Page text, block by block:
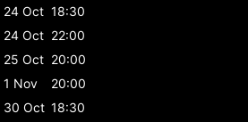
24 Oct 18:30
24 Oct 22:00
25 Oct 20:00
1 Nov
20:00
30 Oct 18:30